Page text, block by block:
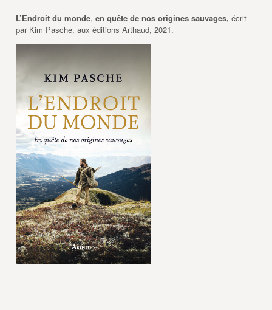
L’Endroit du monde, en quête de nos origines sauvages, écrit
par Kim Pasche, aux éditions Arthaud, 2021.